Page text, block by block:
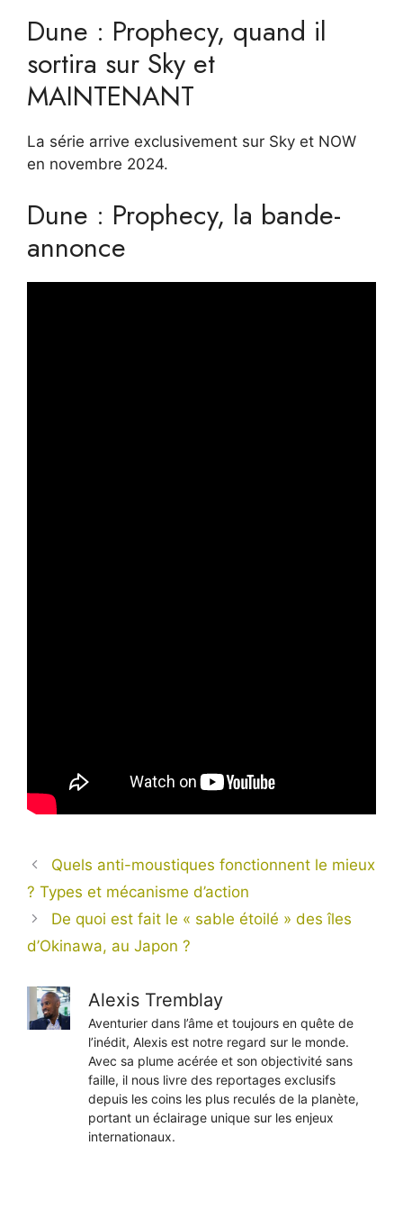
Dune : Prophecy, quand il
sortira sur Sky et
MAINTENANT
La série arrive exclusivement sur Sky et NOW
en novembre 2024.
Dune : Prophecy, la bande-
annonce
Quels anti-moustiques fonctionnent le mieux
? Types et mécanisme d’action
De quoi est fait le « sable étoilé » des îles
d’Okinawa, au Japon ?
Alexis Tremblay
Aventurier dans l’âme et toujours en quête de
l’inédit, Alexis est notre regard sur le monde.
Avec sa plume acérée et son objectivité sans
faille, il nous livre des reportages exclusifs
depuis les coins les plus reculés de la planète,
portant un éclairage unique sur les enjeux
internationaux.